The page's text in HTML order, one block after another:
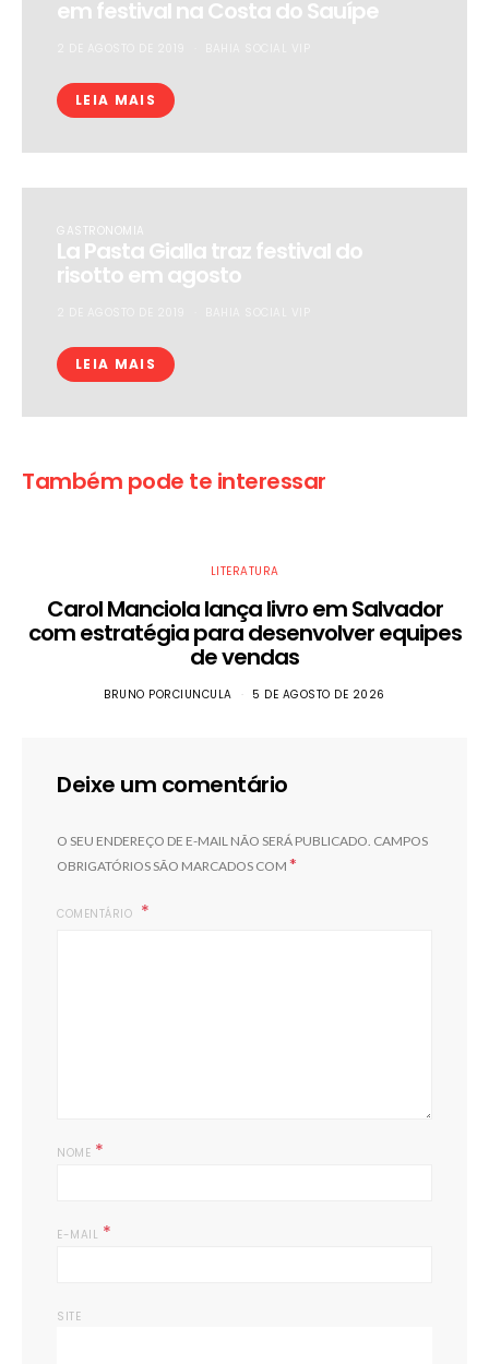
em festival na Costa do Sauípe
LEIA MAIS
GASTRONOMIA
La Pasta Gialla traz festival do
risotto em agosto
LEIA MAIS
Também pode te interessar
LITERATURA
Carol Manciola lança livro em Salvador
com estratégia para desenvolver equipes
de vendas
BRUNO PORCIUNCULA 5 DE AGOSTO DE 2026
Deixe um comentário
O SEU ENDEREÇO DE E-MAIL NÃO SERÁ PUBLICADO. CAMPOS
OBRIGATÓRIOS SÃO MARCADOS COM *
COMENTÁRIO
NOME *
E-MAIL *
SITE